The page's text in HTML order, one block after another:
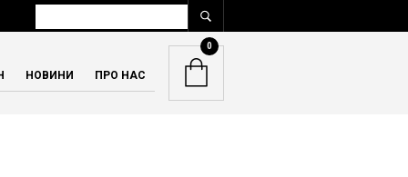
НОВИНИ ПРО НАС
0